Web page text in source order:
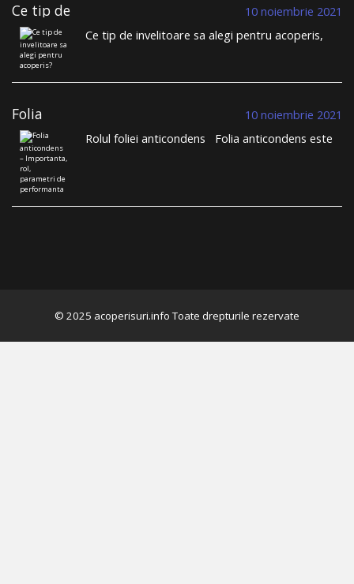
Ce tip de
invelitoare sa
alegi pentru
acoperis?
10 noiembrie 2021
Ce tip de invelitoare sa alegi pentru acoperis,
cand iti planificai schimbarea invelitorii vechi, ai
Continuă să citești→
Folia
anticondens –
Importanta, rol,
parametri de
performanta
10 noiembrie 2021
Rolul foliei anticondens Folia anticondens este
© 2025 acoperisuri.info Toate drepturile rezervate